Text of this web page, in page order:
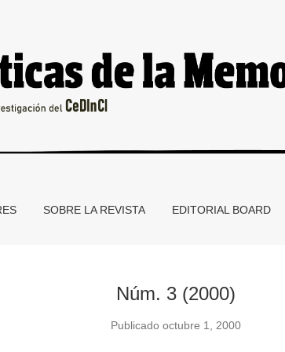
doi.org/10.47195/PM3
SOBRE LA REVISTA EDITORIAL BOARD
Núm. 3 (2000)
Publicado octubre 1, 2000